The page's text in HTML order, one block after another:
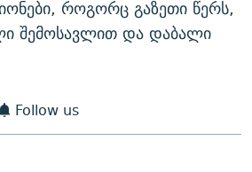
როგორც გაზეთი წერს,
შემოსავლით და დაბალი
Follow us